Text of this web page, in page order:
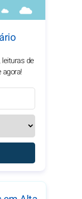
de
agora!